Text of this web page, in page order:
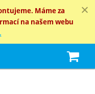
Máme za
na našem webu